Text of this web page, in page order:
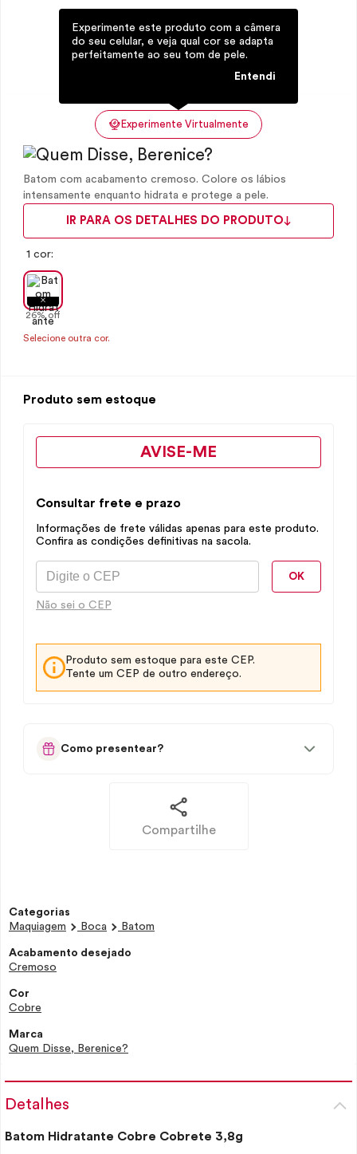
Experimente Virtualmente
Experimente este produto com a câmera
do seu celular, e veja qual cor se adapta
perfeitamente ao seu tom de pele.
Entendi
Batom com acabamento cremoso. Colore os lábios
intensamente enquanto hidrata e protege a pele.
IR PARA OS DETALHES DO PRODUTO
1 cor:
26% off
Selecione outra cor.
Produto sem estoque
AVISE-ME
Consultar frete e prazo
Informações de frete válidas apenas para este produto.
Confira as condições definitivas na sacola.
OK
Não sei o CEP
Produto sem estoque para este CEP.
Tente um CEP de outro endereço.
Como presentear?
Compartilhe
Categorias
Maquiagem
Boca Batom
Acabamento desejado
Cremoso
Cor
Cobre
Marca
Quem Disse, Berenice?
Detalhes
Batom Hidratante Cobre Cobrete 3,8g